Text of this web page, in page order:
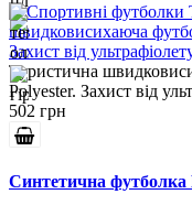
Туристична
Polyester. Захист від
502 грн
Синтетична футболка